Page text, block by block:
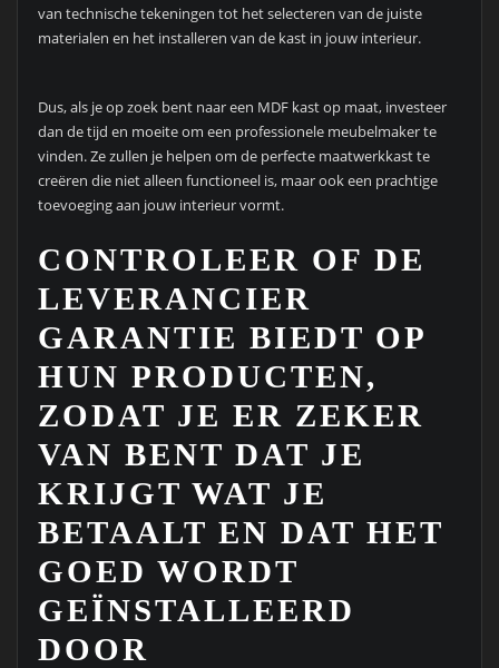
van technische tekeningen tot het selecteren van de juiste
materialen en het installeren van de kast in jouw interieur.
Dus, als je op zoek bent naar een MDF kast op maat, investeer
dan de tijd en moeite om een professionele meubelmaker te
vinden. Ze zullen je helpen om de perfecte maatwerkkast te
creëren die niet alleen functioneel is, maar ook een prachtige
toevoeging aan jouw interieur vormt.
CONTROLEER OF DE
LEVERANCIER
GARANTIE BIEDT OP
HUN PRODUCTEN,
ZODAT JE ER ZEKER
VAN BENT DAT JE
KRIJGT WAT JE
BETAALT EN DAT HET
GOED WORDT
GEÏNSTALLEERD
DOOR